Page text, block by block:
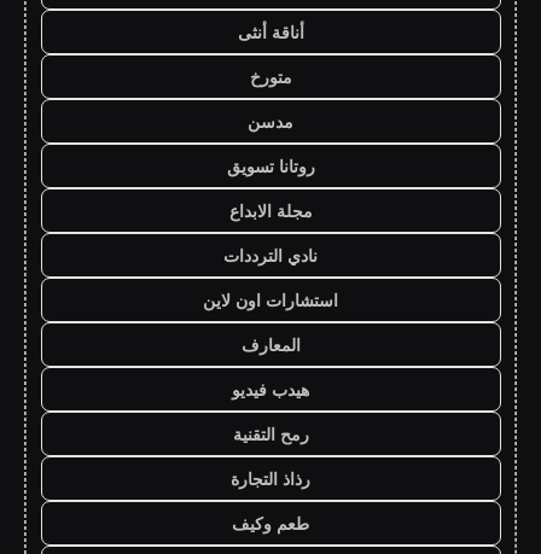
أناقة أنثى
متورخ
مدسن
روتانا تسويق
مجلة الابداع
نادي الترددات
استشارات اون لاين
المعارف
هيدب فيديو
رمح التقنية
رذاذ التجارة
طعم وكيف